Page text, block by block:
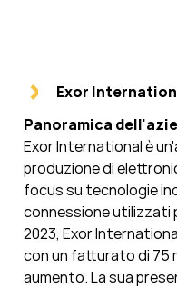
Exor
Panoramica
Exor International è
produzione di
focus su tecnologie
connessione utilizzati
2023, Exor
con un fatturato di 75
aumento. La sua